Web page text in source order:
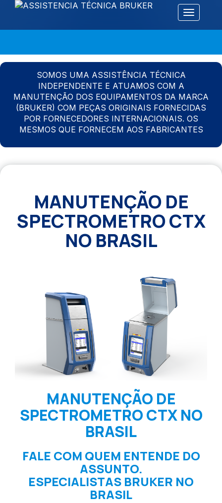
Alternar
SOMOS UMA ASSISTÊNCIA TÉCNICA
INDEPENDENTE E ATUAMOS COM A
MANUTENÇÃO DOS EQUIPAMENTOS DA MARCA
(BRUKER) COM PEÇAS ORIGINAIS FORNECIDAS
POR FORNECEDORES INTERNACIONAIS. OS
MESMOS QUE FORNECEM AOS FABRICANTES
MANUTENÇÃO DE
SPECTROMETRO CTX
NO BRASIL
MANUTENÇÃO DE
SPECTROMETRO CTX NO
BRASIL
FALE COM QUEM ENTENDE DO
ASSUNTO.
ESPECIALISTAS BRUKER NO
BRASIL